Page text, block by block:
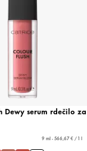
Dewy serum rdečilo za
9 ml - 566,67 € / 1 l